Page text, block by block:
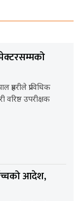
प्राविधिक
वरिष्ठ उपरीक्षक
आदेश,